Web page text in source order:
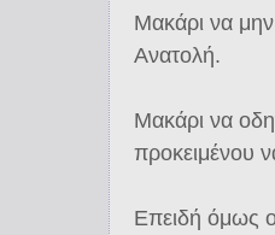
Μακάρι να
Ανατολή.
Μακάρι να
προκειμένου
Επειδή όμως